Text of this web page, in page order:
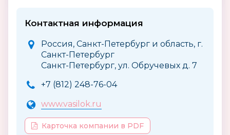
Контактная информация
Россия, Санкт-Петербург и область, г.
Санкт-Петербург
Санкт-Петербург, ул. Обручевых д. 7
+7 (812) 248-76-04
www.vasilok.ru
Карточка компании в PDF